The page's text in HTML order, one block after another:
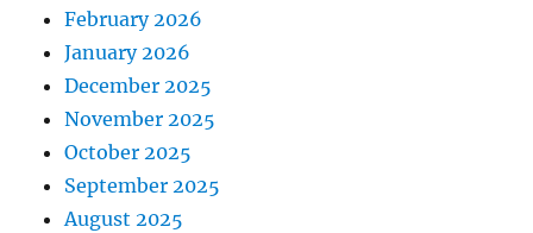
February 2026
January 2026
December 2025
November 2025
October 2025
September 2025
August 2025